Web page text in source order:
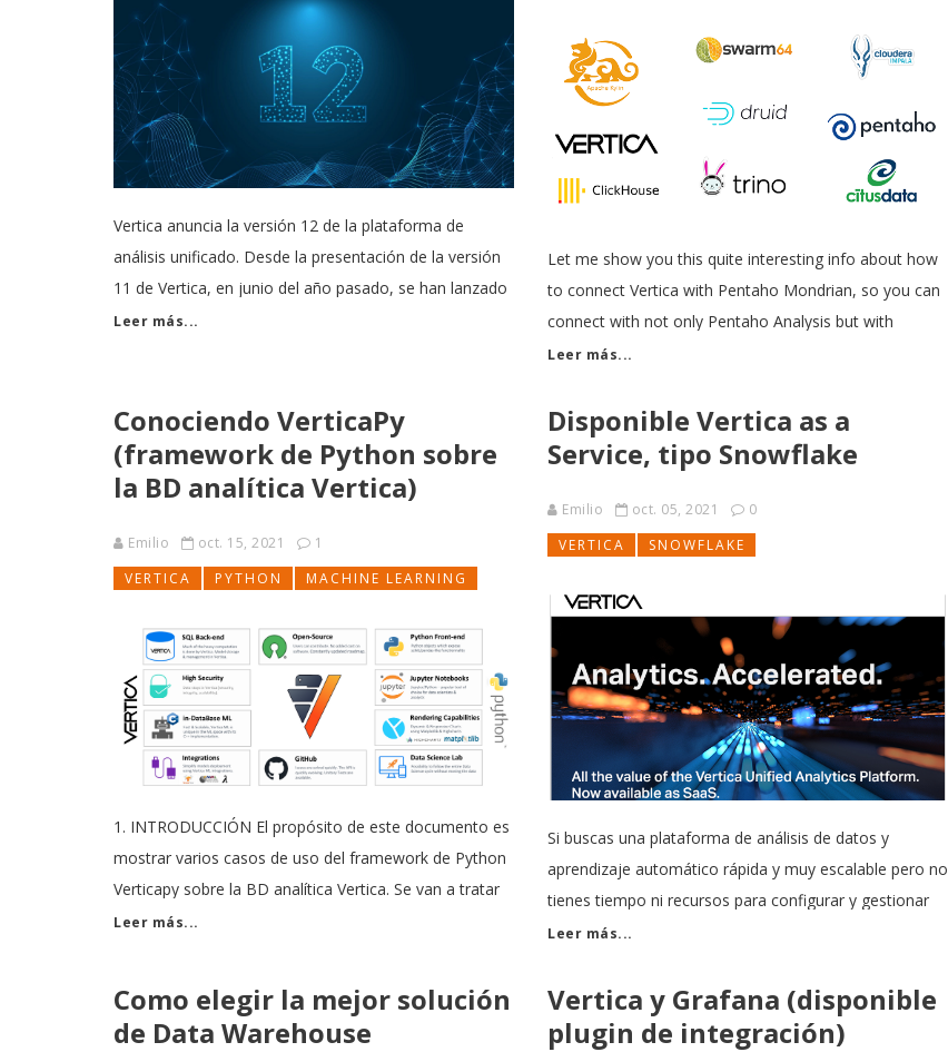
Vertica anuncia la versión 12 de la plataforma de
análisis unificado. Desde la presentación de la versión
11 de Vertica, en junio del año pasado, se han lanzado
varias versiones. Estas son las mejoras en Vertica con
Leer más...
Let me show you this quite interesting info about how
to connect Vertica with Pentaho Mondrian, so you can
connect with not only Pentaho Analysis but with
LinceBI About Vertica Connection Guides Vertica
connecting a third-party partner product to Vertica.
Connection guides are based
Leer más...
Conociendo VerticaPy
(framework de Python sobre
la BD analítica Vertica)
Emilio oct. 15, 2021
1
VERTICA
PYTHON MACHINE LEARNING
1. INTRODUCCIÓN El propósito de este documento es
mostrar varios casos de uso del framework de Python
Verticapy sobre la BD analítica Vertica. Se van a tratar
los aspectos generales que conciernen al uso de esta
Leer más...
Disponible Vertica as a
Service, tipo Snowflake
Emilio oct. 05, 2021
0
VERTICA
SNOWFLAKE
Si buscas una plataforma de análisis de datos y
aprendizaje automático rápida y muy escalable pero no
tienes tiempo ni recursos para configurar y gestionar
su implantación, Vertica Accelerator ofrece análisis a la
totalmente gestionada (también dispones de una
versión gratuita
Leer más...
Como elegir la mejor solución
de Data Warehouse
Vertica y Grafana (disponible
plugin de integración)